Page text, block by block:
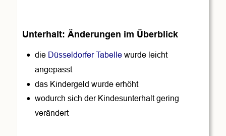
Unterhalt: Änderungen im Überblick
• die Düsseldorfer Tabelle wurde leicht
angepasst
• das Kindergeld wurde erhöht
• wodurch sich der Kindesunterhalt gering
verändert